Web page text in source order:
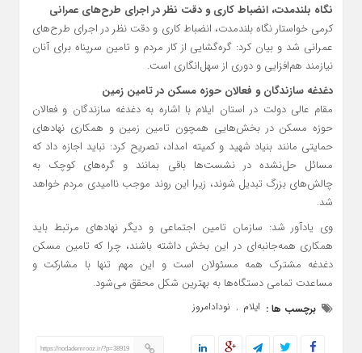
نگاه بلندمدت، انضباط کاری و دقت نظر در اجرای طرح‌های عمرانی
کرمی خواستار نگاه بلندمدت، انضباط کاری و دقت نظر در اجرای طرح‌های
عمرانی شد و بیان کرد: گره‌گشایی از کار مردم و تامین سرپناه برای آنان
نیازمند هم‌افزایی و دوری از سهل‌انگاری است.
دغدغه سازندگان و فعالان حوزه مسکن در تامین زمین
مقام عالی دولت در استان ایلام با اشاره به دغدغه سازندگان و فعالان
حوزه مسکن در بخش‌هایی همچون تامین زمین و همکاری نهادهای
حمایتی مانند بنیاد شهید و کمیته امداد، تصریح کرد: نباید اجازه داد که
مسائل حل‌نشده در نشست‌ها باقی بمانند و گره‌های کوچک به
چالش‌های بزرگ تبدیل شوند، زیرا این روند موجب ناامیدی مردم خواهد
شد.
وی یادآور شد: سازمان تامین اجتماعی و دیگر نهادهای مرتبط باید
همکاری همه‌جانبه‌ای در این بخش داشته باشند، چرا که تامین مسکن
دغدغه مشترک همه مسئولان است و این مهم تنها با مشارکت و
مساعدت تمامی دستگاه‌ها به بهترین شکل محقق می‌شود.
برچسب ها : ایلام , نودادامروز
https://nodademrooz.ir/?p=38919